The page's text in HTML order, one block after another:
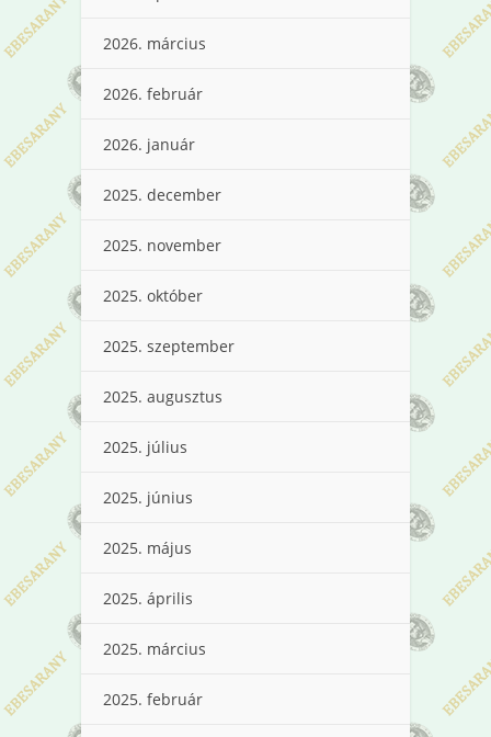
2026. március
2026. február
2026. január
2025. december
2025. november
2025. október
2025. szeptember
2025. augusztus
2025. július
2025. június
2025. május
2025. április
2025. március
2025. február